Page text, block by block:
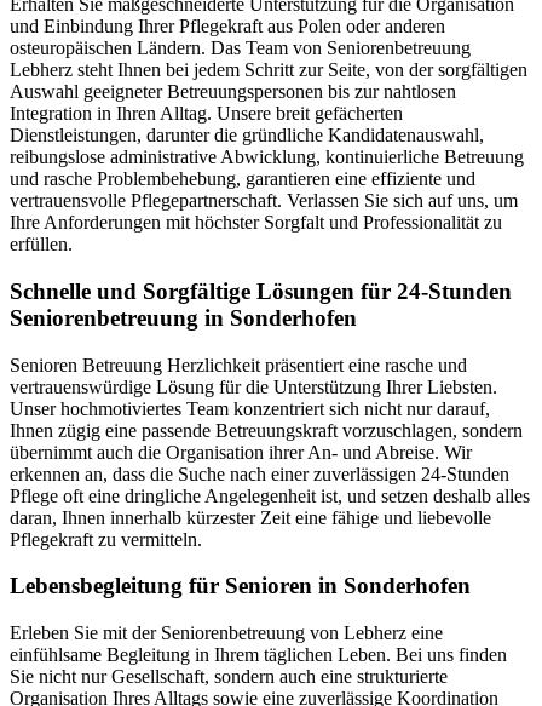
Erhalten Sie maßgeschneiderte Unterstützung für die Organisation
und Einbindung Ihrer Pflegekraft aus Polen oder anderen
osteuropäischen Ländern. Das Team von Seniorenbetreuung
Lebherz steht Ihnen bei jedem Schritt zur Seite, von der sorgfältigen
Auswahl geeigneter Betreuungspersonen bis zur nahtlosen
Integration in Ihren Alltag. Unsere breit gefächerten
Dienstleistungen, darunter die gründliche Kandidatenauswahl,
reibungslose administrative Abwicklung, kontinuierliche Betreuung
und rasche Problembehebung, garantieren eine effiziente und
vertrauensvolle Pflegepartnerschaft. Verlassen Sie sich auf uns, um
Ihre Anforderungen mit höchster Sorgfalt und Professionalität zu
erfüllen.
Schnelle und Sorgfältige Lösungen für 24-Stunden
Seniorenbetreuung in Sonderhofen
Senioren Betreuung Herzlichkeit präsentiert eine rasche und
vertrauenswürdige Lösung für die Unterstützung Ihrer Liebsten.
Unser hochmotiviertes Team konzentriert sich nicht nur darauf,
Ihnen zügig eine passende Betreuungskraft vorzuschlagen, sondern
übernimmt auch die Organisation ihrer An- und Abreise. Wir
erkennen an, dass die Suche nach einer zuverlässigen 24-Stunden
Pflege oft eine dringliche Angelegenheit ist, und setzen deshalb alles
daran, Ihnen innerhalb kürzester Zeit eine fähige und liebevolle
Pflegekraft zu vermitteln.
Lebensbegleitung für Senioren in Sonderhofen
Erleben Sie mit der Seniorenbetreuung von Lebherz eine
einfühlsame Begleitung in Ihrem täglichen Leben. Bei uns finden
Sie nicht nur Gesellschaft, sondern auch eine strukturierte
Organisation Ihres Alltags sowie eine zuverlässige Koordination